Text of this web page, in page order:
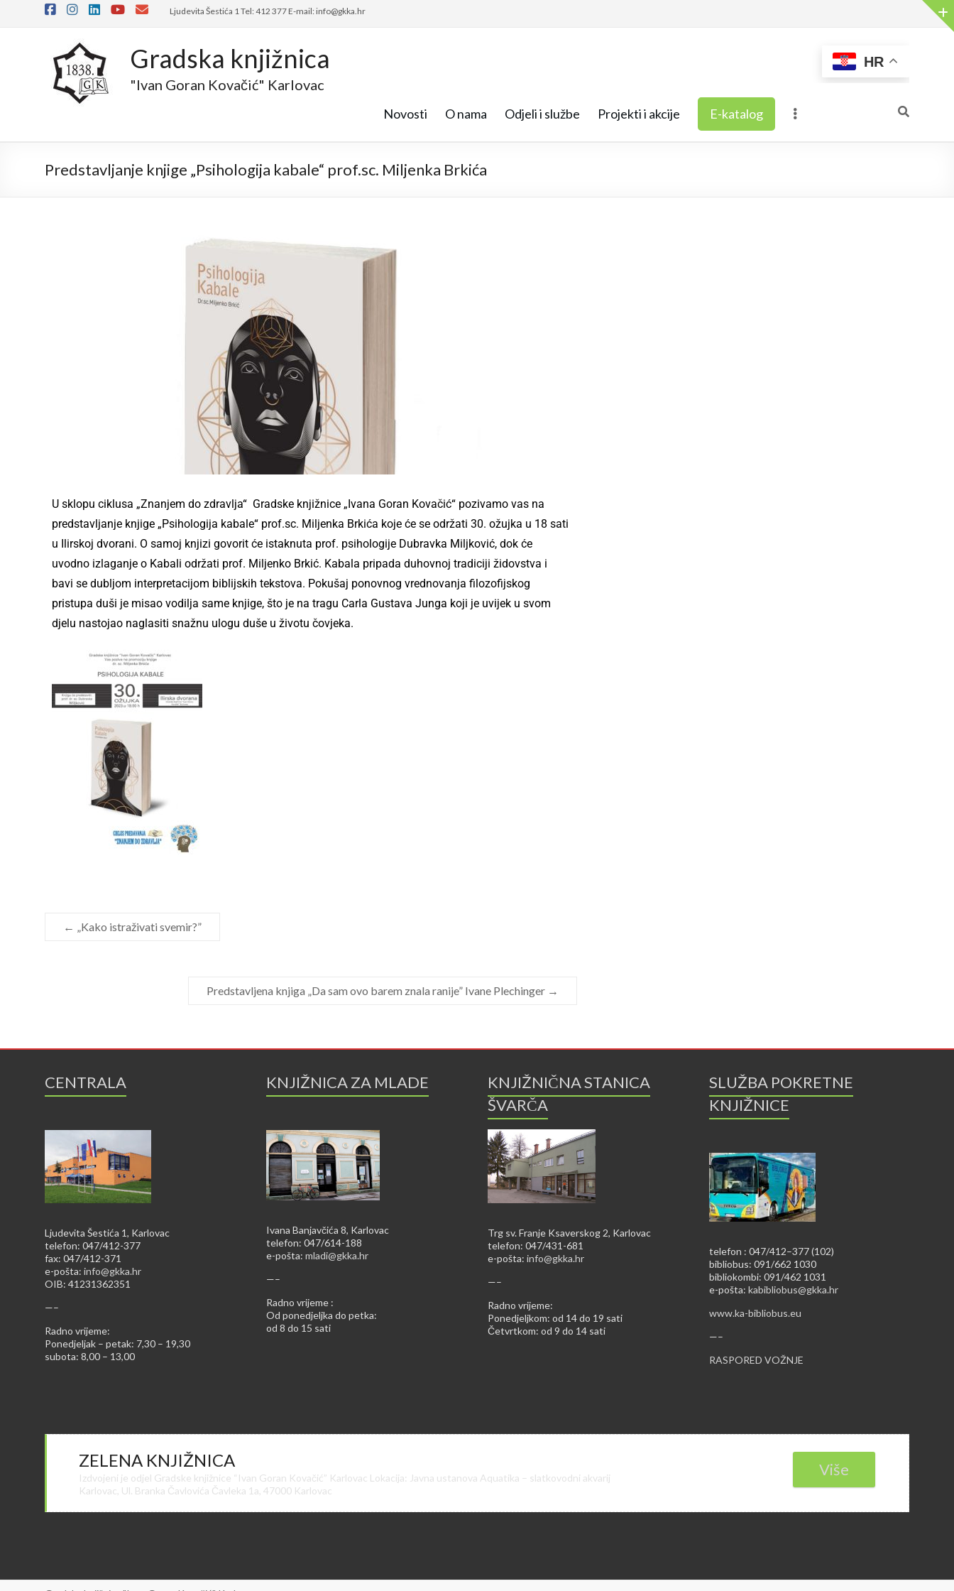
Ljudevita Šestića 1 Tel: 412 377 E-mail: info@gkka.hr
Gradska knjižnica
"Ivan Goran Kovačić" Karlovac
HR
Novosti O nama Odjeli i službe Projekti i akcije E-katalog
Predstavljanje knjige „Psihologija kabale“ prof.sc. Miljenka Brkića
U sklopu ciklusa „Znanjem do zdravlja“ Gradske knjižnice „Ivana Goran Kovačić“ pozivamo vas na
predstavljanje knjige „Psihologija kabale“ prof.sc. Miljenka Brkića koje će se održati 30. ožujka u 18 sati
u Ilirskoj dvorani. O samoj knjizi govorit će istaknuta prof. psihologije Dubravka Miljković, dok će
uvodno izlaganje o Kabali održati prof. Miljenko Brkić. Kabala pripada duhovnoj tradiciji židovstva i
bavi se dubljom interpretacijom biblijskih tekstova. Pokušaj ponovnog vrednovanja filozofijskog
pristupa duši je misao vodilja same knjige, što je na tragu Carla Gustava Junga koji je uvijek u svom
djelu nastojao naglasiti snažnu ulogu duše u životu čovjeka.
← „Kako istraživati svemir?”
Predstavljena knjiga „Da sam ovo barem znala ranije” Ivane Plechinger →
CENTRALA
Ljudevita Šestića 1, Karlovac
telefon: 047/412-377
fax: 047/412-371
e-pošta: info@gkka.hr
OIB: 41231362351
—–
Radno vrijeme:
Ponedjeljak – petak: 7,30 – 19,30
subota: 8,00 – 13,00
KNJIŽNICA ZA MLADE
Ivana Banjavčića 8, Karlovac
telefon: 047/614-188
e-pošta: mladi@gkka.hr
—–
Radno vrijeme :
Od ponedjeljka do petka:
od 8 do 15 sati
KNJIŽNIČNA STANICA
ŠVARČA
Trg sv. Franje Ksaverskog 2, Karlovac
telefon: 047/431-681
e-pošta: info@gkka.hr
—–
Radno vrijeme:
Ponedjeljkom: od 14 do 19 sati
Četvrtkom: od 9 do 14 sati
SLUŽBA POKRETNE
KNJIŽNICE
telefon : 047/412–377 (102)
bibliobus: 091/662 1030
bibliokombi: 091/462 1031
e-pošta: kabibliobus@gkka.hr
www.ka-bibliobus.eu
—–
RASPORED VOŽNJE
ZELENA KNJIŽNICA
Izdvojeni je odjel Gradske knjižnice “Ivan Goran Kovačić” Karlovac Lokacija: Javna ustanova Aquatika – slatkovodni akvarij
Karlovac, Ul. Branka Čavlovića Čavleka 1a, 47000 Karlovac
Više